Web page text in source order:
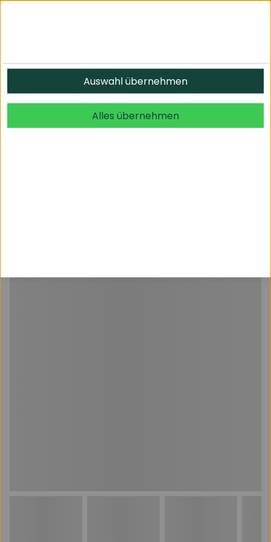
Auswahl übernehmen
Alles übernehmen